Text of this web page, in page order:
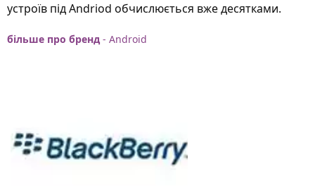
устроїв під Andriod обчислюється вже десятками.
більше про бренд - Android